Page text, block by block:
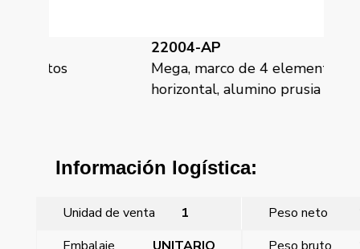
Mega, marco de 4 elementos
horizontal, alumino prusia
Información logística:
Unidad de venta 1 Peso neto